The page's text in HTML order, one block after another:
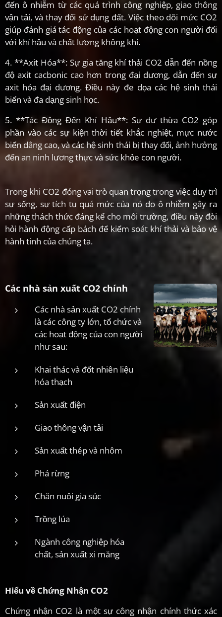
đến ô nhiễm từ các quá trình công nghiệp, giao thông
vận tải, và thay đổi sử dụng đất. Việc theo dõi mức CO2
giúp đánh giá tác động của các hoạt động con người đối
với khí hậu và chất lượng không khí.
4. **Axit Hóa**: Sự gia tăng khí thải CO2 dẫn đến nồng
độ axit cacbonic cao hơn trong đại dương, dẫn đến sự
axit hóa đại dương. Điều này đe dọa các hệ sinh thái
biển và đa dạng sinh học.
5. **Tác Động Đến Khí Hậu**: Sự dư thừa CO2 góp
phần vào các sự kiện thời tiết khắc nghiệt, mực nước
biển dâng cao, và các hệ sinh thái bị thay đổi, ảnh hưởng
đến an ninh lương thực và sức khỏe con người.
Trong khi CO2 đóng vai trò quan trọng trong việc duy trì
sự sống, sự tích tụ quá mức của nó do ô nhiễm gây ra
những thách thức đáng kể cho môi trường, điều này đòi
hỏi hành động cấp bách để kiểm soát khí thải và bảo vệ
hành tinh của chúng ta.
Các nhà sản xuất CO2 chính
Các nhà sản xuất CO2 chính
là các công ty lớn, tổ chức và
các hoạt động của con người
như sau:
Khai thác và đốt nhiên liệu
hóa thạch
Sản xuất điện
Giao thông vận tải
Sản xuất thép và nhôm
Phá rừng
Chăn nuôi gia súc
Trồng lúa
Ngành công nghiệp hóa
chất, sản xuất xi măng
Hiểu về Chứng Nhận CO2
Chứng nhận CO2 là một sự công nhận chính thức xác